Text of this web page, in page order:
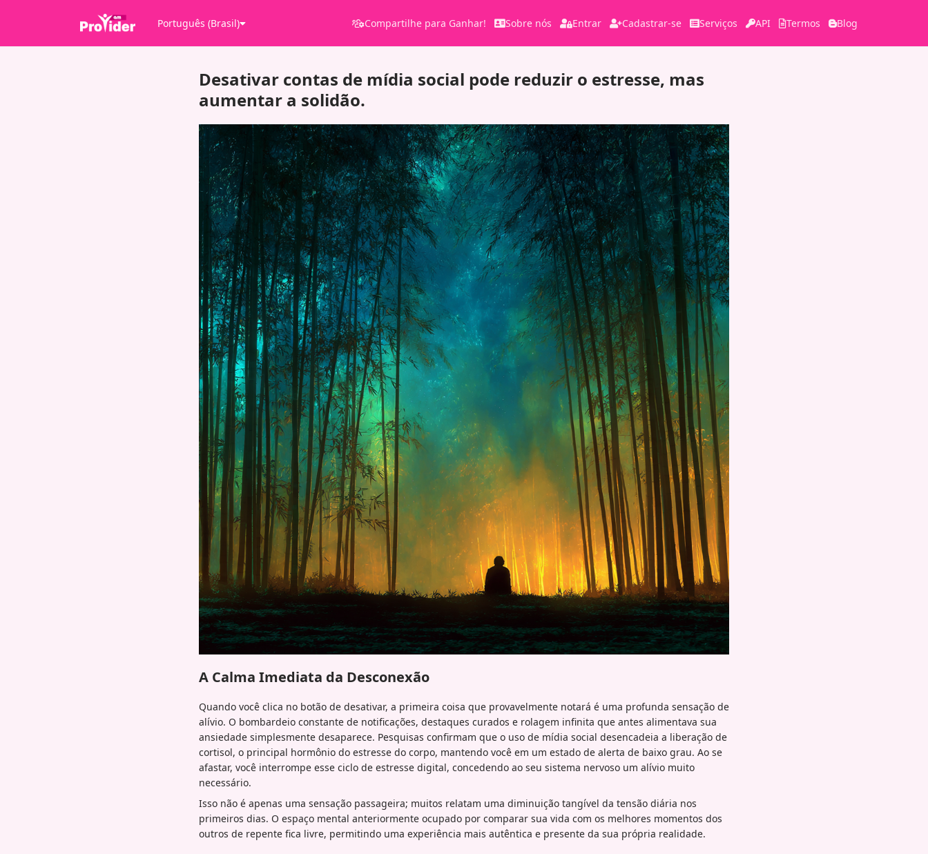
Português (Brasil) Compartilhe para Ganhar! Sobre nós Entrar Cadastrar-se Serviços API Termos Blog
Desativar contas de mídia social pode reduzir o estresse, mas
aumentar a solidão.
A Calma Imediata da Desconexão
Quando você clica no botão de desativar, a primeira coisa que provavelmente notará é uma profunda sensação de
alívio. O bombardeio constante de notificações, destaques curados e rolagem infinita que antes alimentava sua
ansiedade simplesmente desaparece. Pesquisas confirmam que o uso de mídia social desencadeia a liberação de
cortisol, o principal hormônio do estresse do corpo, mantendo você em um estado de alerta de baixo grau. Ao se
afastar, você interrompe esse ciclo de estresse digital, concedendo ao seu sistema nervoso um alívio muito
necessário.
Isso não é apenas uma sensação passageira; muitos relatam uma diminuição tangível da tensão diária nos
primeiros dias. O espaço mental anteriormente ocupado por comparar sua vida com os melhores momentos dos
outros de repente fica livre, permitindo uma experiência mais autêntica e presente da sua própria realidade.